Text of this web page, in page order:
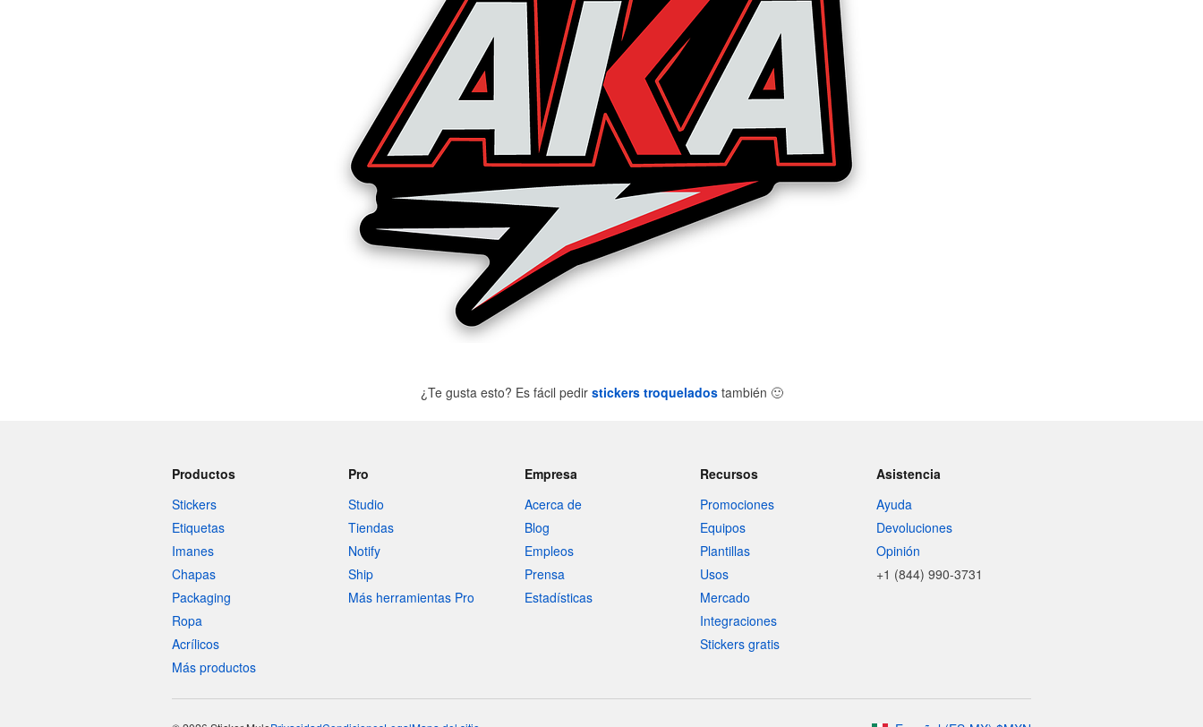
¿Te gusta esto? Es fácil pedir stickers troqueladostambién 🙂
Productos
Stickers
Etiquetas
Imanes
Chapas
Packaging
Ropa
Acrílicos
Más productos
Pro
Studio
Tiendas
Notify
Ship
Más herramientas Pro
Empresa
Acerca de
Blog
Empleos
Prensa
Estadísticas
Recursos
Promociones
Equipos
Plantillas
Usos
Mercado
Integraciones
Stickers gratis
Asistencia
Ayuda
Devoluciones
Opinión
+1 (844) 990-3731